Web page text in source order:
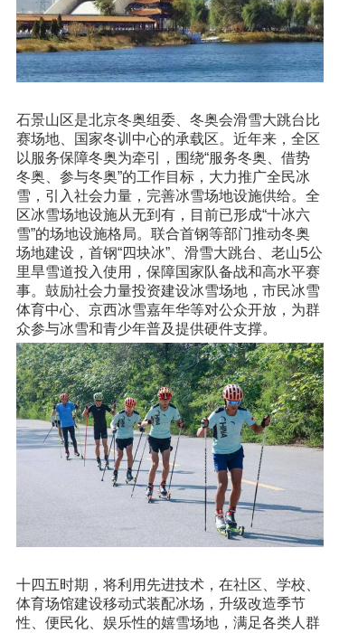
石景山区是北京冬奥组委、冬奥会滑雪大跳台比
赛场地、国家冬训中心的承载区。近年来，全区
以服务保障冬奥为牵引，围绕“服务冬奥、借势
冬奥、参与冬奥”的工作目标，大力推广全民冰
雪，引入社会力量，完善冰雪场地设施供给。全
区冰雪场地设施从无到有，目前已形成“十冰六
雪”的场地设施格局。联合首钢等部门推动冬奥
场地建设，首钢“四块冰”、滑雪大跳台、老山5公
里旱雪道投入使用，保障国家队备战和高水平赛
事。鼓励社会力量投资建设冰雪场地，市民冰雪
体育中心、京西冰雪嘉年华等对公众开放，为群
众参与冰雪和青少年普及提供硬件支撑。
十四五时期，将利用先进技术，在社区、学校、
体育场馆建设移动式装配冰场，升级改造季节
性、便民化、娱乐性的嬉雪场地，满足各类人群